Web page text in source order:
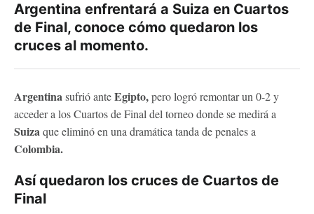
Argentina enfrentará a Suiza en Cuartos
de Final, conoce cómo quedaron los
cruces al momento.
Argentinasufrió anteEgipto,pero logró remontar un 0-2 y
acceder a los Cuartos de Final del torneo donde se medirá a
Suizaque eliminó en una dramática tanda de penales a
Colombia.
Así quedaron los cruces de Cuartos de
Final